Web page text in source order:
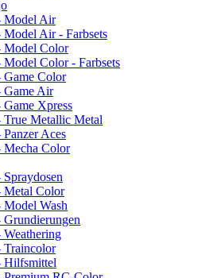
Model Air
Model Air - Farbsets
Model Color
Model Color - Farbsets
Game Color
Game Air
Xpress
True Metallic Metal
Aces
Mecha Color
Metal Color
Model Wash
Grundierungen
Traincolor
Hilfsmittel